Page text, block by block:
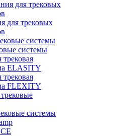
для трековых
системы
трековая
ELASITY
трековая
FLEXITY
системы